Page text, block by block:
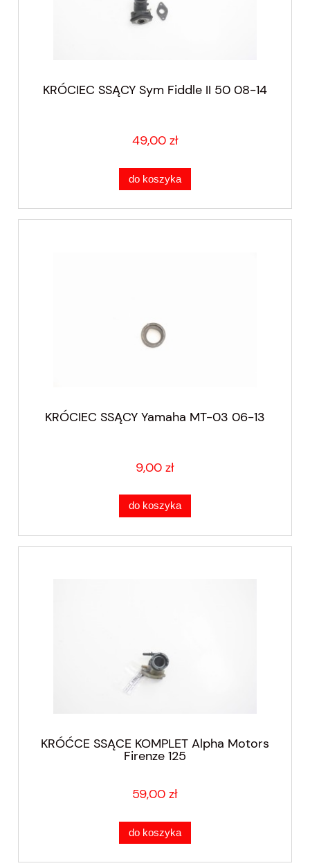
KRÓCIEC SSĄCY Sym Fiddle II 50 08-14
49,00 zł
do koszyka
KRÓCIEC SSĄCY Yamaha MT-03 06-13
9,00 zł
do koszyka
KRÓĆCE SSĄCE KOMPLET Alpha Motors
Firenze 125
59,00 zł
do koszyka